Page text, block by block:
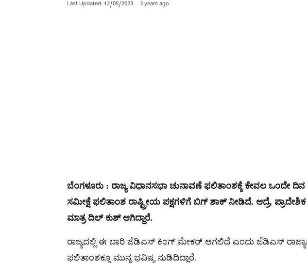
Last Updated: 12/05/2023 3 years ago
ಬೆಂಗಳೂರು : ರಾಜ್ಯ ವಿಧಾನಸಭಾ ಚುನಾವಣೆ ಫಲಿತಾಂಶಕ್ಕೆ ಕೇವಲ ಒಂದೇ
ಸಮೀಕ್ಷೆ ಫಲಿತಾಂಶ ರಾಷ್ಟ್ರೀಯ ಪಕ್ಷಗಳಿಗೆ ಬಿಗ್ ಶಾಕ್ ನೀಡಿದೆ. ಆದ್ರೆ,
ಮಾತ್ರ ದಿಲ್ ಕುಶ್ ಆಗಿದ್ದಾರೆ.
ರಾಜ್ಯದಲ್ಲಿ ಈ ಬಾರಿ ಜೆಡಿಎಸ್ ಕಿಂಗ್ ಮೇಕರ್ ಆಗಲಿದೆ ಎಂದು ಜೆಡಿಎಸ್
ಫಲಿತಾಂಶಕ್ಕೂ ಮುನ್ನ ಭವಿಷ್ಯ ನುಡಿದಿದ್ದಾರೆ.